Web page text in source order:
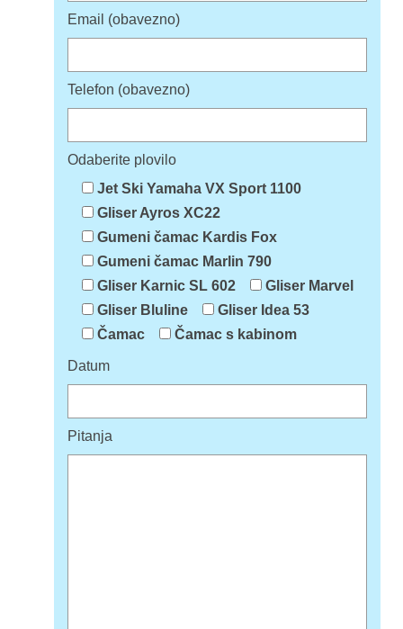
Email (obavezno)
Telefon (obavezno)
Odaberite plovilo
Jet Ski Yamaha VX Sport 1100
Gliser Ayros XC22
Gumeni čamac Kardis Fox
Gumeni čamac Marlin 790
Gliser Karnic SL 602
Gliser Marvel
Gliser Bluline
Gliser Idea 53
Čamac
Čamac s kabinom
Datum
Pitanja